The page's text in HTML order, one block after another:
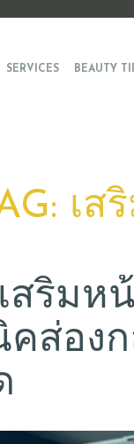
SERVICES BEAUTY
เ
สริมห
คส่อง